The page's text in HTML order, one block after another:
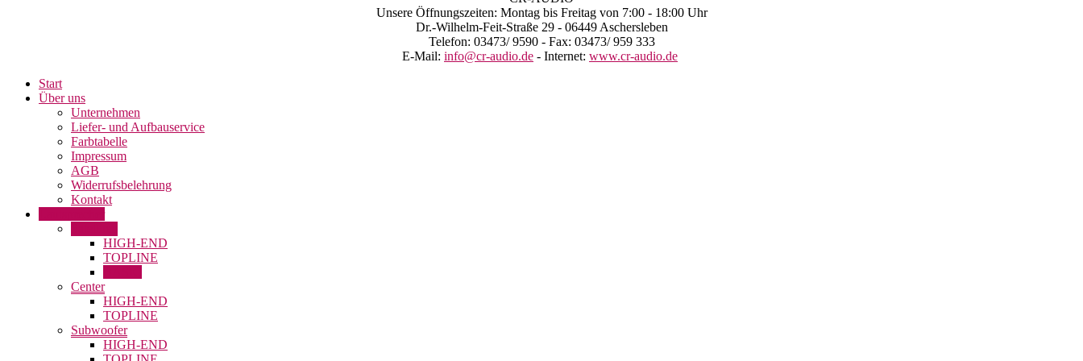
Unsere Öffnungszeiten: Montag bis Freitag von 7:00 - 18:00 Uhr
Dr.-Wilhelm-Feit-Straße 29 - 06449 Aschersleben
Telefon: 03473/ 9590 - Fax: 03473/ 959 333
E-Mail: info@cr-audio.de - Internet: www.cr-audio.de
Start
Über uns
Unternehmen
Liefer- und Aufbauservice
Farbtabelle
Impressum
AGB
Widerrufsbelehrung
Kontakt
HIGH-END
TOPLINE
Center
HIGH-END
TOPLINE
Subwoofer
HIGH-END